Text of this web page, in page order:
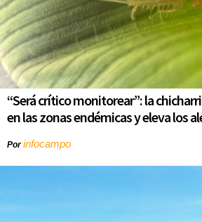
“Será crítico monitorear”: la
en las zonas endémicas y eleva los
Porinfocampo